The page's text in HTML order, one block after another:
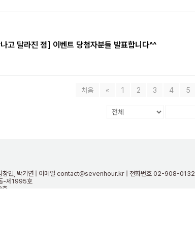
고 달라진 점] 이벤트 당첨자분들 발표합니다^^
처음 « 1 2 3 4 5
창민, 박기연 | 이메일 contact@sevenhour.kr | 전화번호 02-908-0132
-제1995호
층